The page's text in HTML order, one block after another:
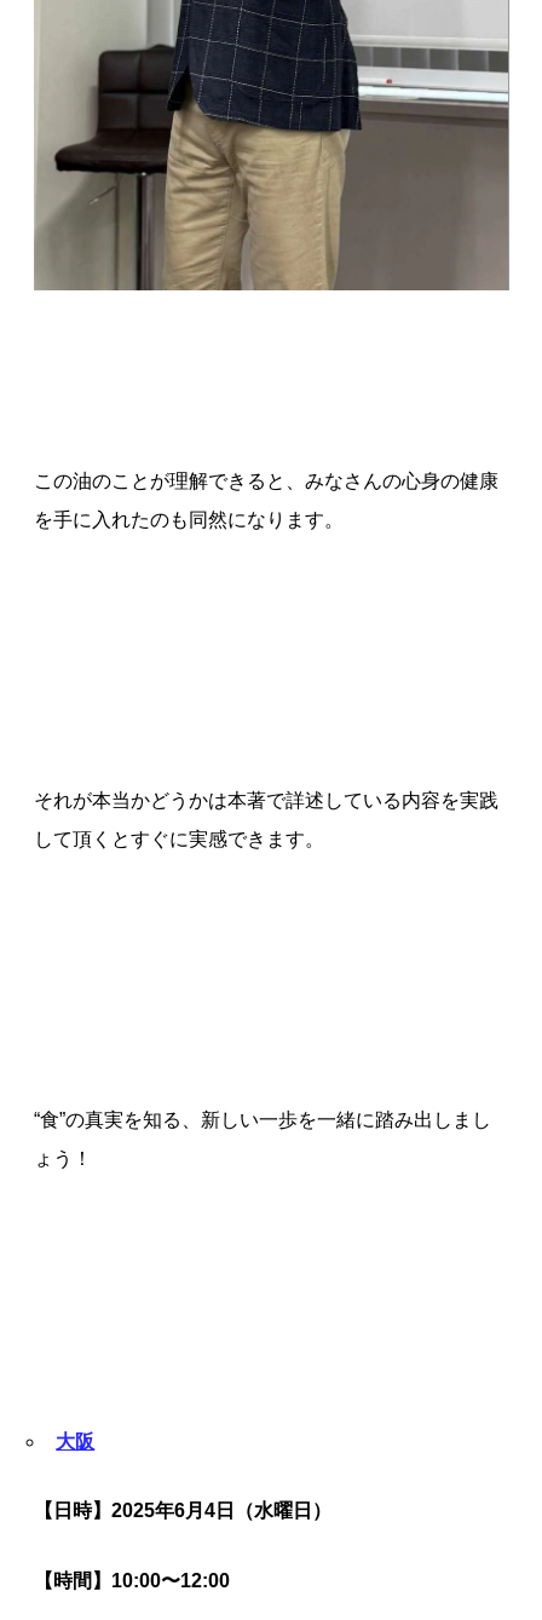
この油のことが理解できると、みなさんの心身の健康
を手に入れたのも同然になります。
それが本当かどうかは本著で詳述している内容を実践
して頂くとすぐに実感できます。
“食”の真実を知る、新しい一歩を一緒に踏み出しまし
ょう！
大阪
【日時】2025年6月4日（水曜日）
【時間】10:00〜12:00